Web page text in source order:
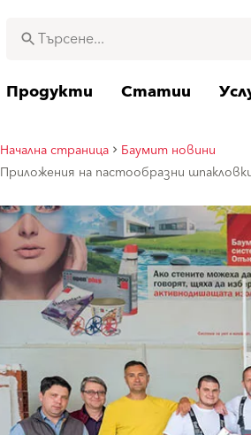
Продукти Статии
Начална страница
Баумит новини
Приложения на пастообразни